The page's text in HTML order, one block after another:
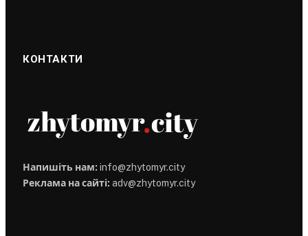
КОНТАКТИ
Напишіть нам: info@zhytomyr.city
Реклама на сайті: adv@zhytomyr.city